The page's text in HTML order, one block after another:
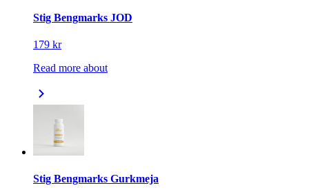
Stig Bengmarks JOD
179 kr
Read more about
Stig Bengmarks Gurkmeja